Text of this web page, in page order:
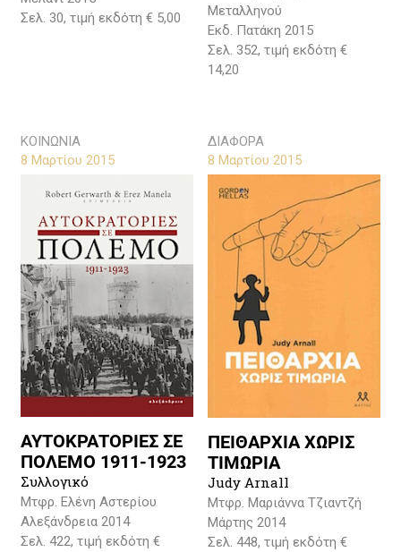
Σελ. 30, τιμή εκδότη € 5,00
Μεταλληνού
Εκδ. Πατάκη 2015
Σελ. 352, τιμή εκδότη €
14,20
ΚΟΙΝΩΝΙΑ
8 Μαρτίου 2015
ΑΥΤΟΚΡΑΤΟΡΙΕΣ ΣΕ
ΠΟΛΕΜΟ 1911-1923
Συλλογικό
Μτφρ. Ελένη Αστερίου
Αλεξάνδρεια 2014
Σελ. 422, τιμή εκδότη €
ΔΙΑΦΟΡΑ
8 Μαρτίου 2015
ΠΕΙΘΑΡΧΙΑ ΧΩΡΙΣ
ΤΙΜΩΡΙΑ
Judy Arnall
Μτφρ. Μαριάννα Τζιαντζή
Μάρτης 2014
Σελ. 448, τιμή εκδότη €